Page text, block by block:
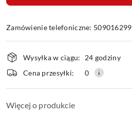
Zamówienie telefoniczne: 509016299
Wyślij
Dostępność
i
dostawa
Wysyłka w ciągu:
24 godziny
Cena przesyłki:
0
Więcej o produkcie